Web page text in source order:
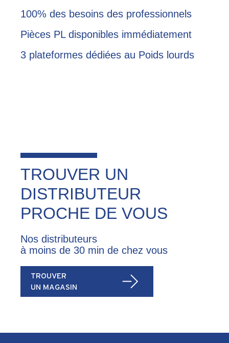
100% des besoins des professionnels
Pièces PL disponibles immédiatement
3 plateformes dédiées au Poids lourds
TROUVER UN
DISTRIBUTEUR
PROCHE DE VOUS
Nos distributeurs
à moins de 30 min de chez vous
TROUVER
UN MAGASIN